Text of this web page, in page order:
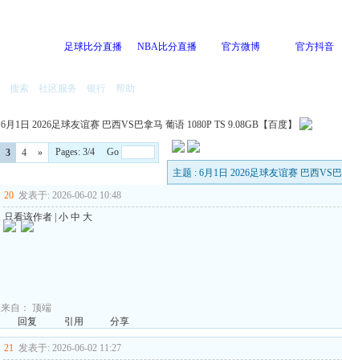
足球比分直播 NBA比分直播 官方微博 官方抖音
搜索 社区服务 银行 帮助
6月1日 2026足球友谊赛 巴西VS巴拿马 葡语 1080P TS 9.08GB【百度】
3 4 »
Pages: 3/4 Go
主题 : 6月1日 2026足球友谊赛 巴西VS
20 发表于: 2026-06-02 10:48
只看该作者| 小 中 大
来自： 顶端
回复
引用 分享
21 发表于: 2026-06-02 11:27